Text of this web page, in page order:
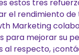
estos tres
el rendimiento de
Marketing
para mejorar su
al respecto,